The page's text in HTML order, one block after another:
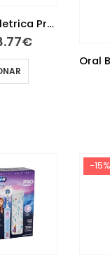
Oral B Escova Eletrica Pro Kids3+ Frozen Edicao Especial
€
-15%